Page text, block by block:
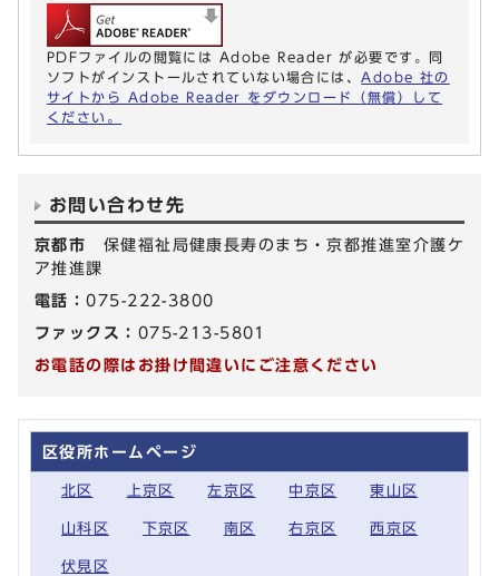
PDFファイルの閲覧には Adobe Reader が必要です。同
ソフトがインストールされていない場合には、 Adobe 社の
サイトから Adobe Reader をダウンロード（無償）して
ください。
お問い合わせ先
京都市 保健福祉局健康長寿のまち・京都推進室介護ケ
ア推進課
電話：075-222-3800
ファックス： 075-213-5801
お電話の際はお掛け間違いにご注意ください
区役所ホームページ
北区 上京区 左京区 中京区 東山区
山科区 下京区 南区 右京区 西京区
伏見区